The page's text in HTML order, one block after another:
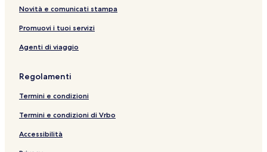
Novità e comunicati stampa
Promuovi i tuoi servizi
Agenti di viaggio
Regolamenti
Termini e condizioni
Termini e condizioni di Vrbo
Accessibilità